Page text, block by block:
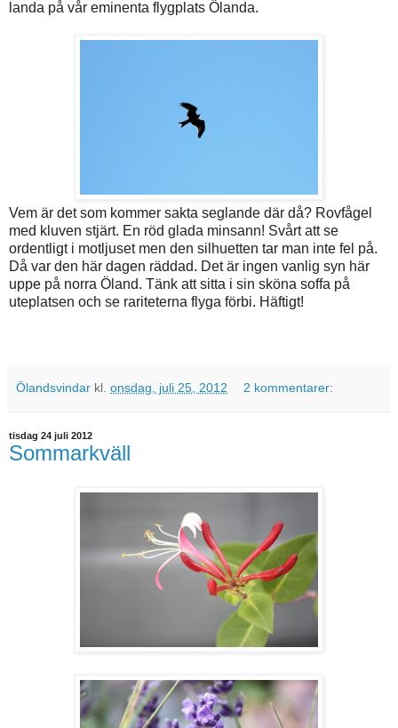
landa på vår eminenta flygplats Ölanda.
Vem är det som kommer sakta seglande där då? Rovfågel
med kluven stjärt. En röd glada minsann! Svårt att se
ordentligt i motljuset men den silhuetten tar man inte fel på.
Då var den här dagen räddad. Det är ingen vanlig syn här
uppe på norra Öland. Tänk att sitta i sin sköna soffa på
uteplatsen och se rariteterna flyga förbi. Häftigt!
Ölandsvindar kl. onsdag, juli 25, 2012 2 kommentarer:
tisdag 24 juli 2012
Sommarkväll